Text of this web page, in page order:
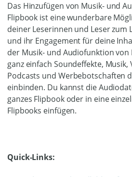
Das Hinzufügen von Musik- und
Flipbook ist eine wunderbare
deiner Leserinnen und Leser zum
und ihr Engagement für deine
der Musik- und Audiofunktion
ganz einfach Soundeffekte, Musik,
Podcasts und Werbebotschaften
einbinden. Du kannst die
ganzes Flipbook oder in eine
Flipbooks einfügen.
Quick-Links: